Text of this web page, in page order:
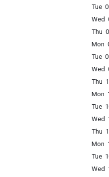
Tue
Wed
Thu
Mon
Tue
Wed
Thu
Mon
Tue
Wed
Thu
Mon
Tue
Wed